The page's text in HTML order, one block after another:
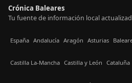
Crónica Baleares
Tu fuente de información local
España Andalucía Aragón Asturias
Castilla La-Mancha Castilla y León Cataluña